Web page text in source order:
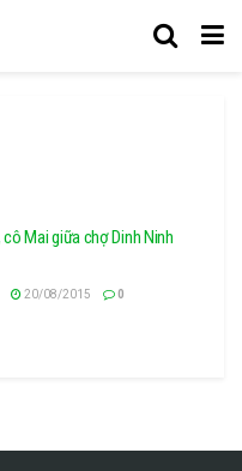
Mai giữa chợ Dinh Ninh
20/08/2015 0